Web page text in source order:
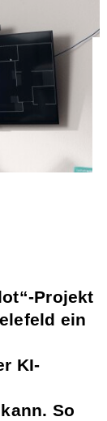
Projekt
ein
KI-
So